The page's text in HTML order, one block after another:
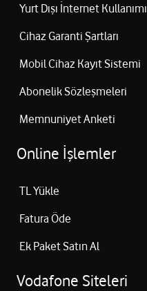
Yurt Dışı İnternet Kullanımı
Cihaz Garanti Şartları
Mobil Cihaz Kayıt Sistemi
Abonelik Sözleşmeleri
Memnuniyet Anketi
Online İşlemler
TL Yükle
Fatura Öde
Ek Paket Satın Al
Vodafone Siteleri